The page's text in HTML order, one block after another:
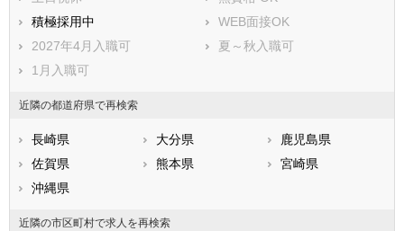
嘉穂郡桂川町
朝倉郡筑前町
朝倉郡東峰村
三井郡大刀洗町
三潴郡大木町
八女郡広川町
田川郡香春町
田川郡糸田町
田川郡大任町
田川郡福智町
京都郡苅田町
京都郡みやこ町
積極採用中
WEB面接OK
2027年4月入職可
夏～秋入職可
1月入職可
近隣の都道府県で再検索
長崎県 大分県
鹿児島県
佐賀県
熊本県
宮崎県
沖縄県
近隣の市区町村で求人を再検索